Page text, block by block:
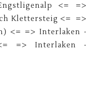
<= =>
Klettersteig <= =>
<= => Interlaken -
=> Interlaken -